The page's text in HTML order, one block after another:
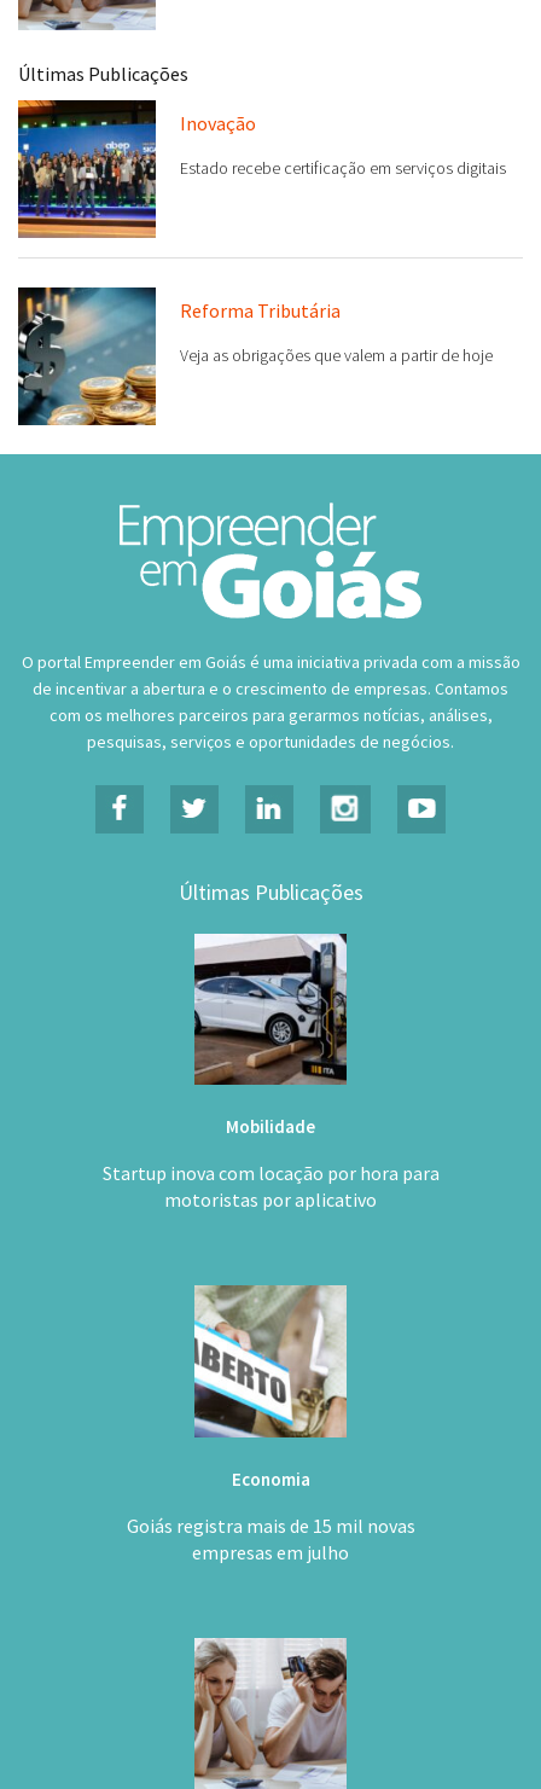
Últimas Publicações
Inovação
Estado recebe certificação em serviços digitais
Reforma Tributária
Veja as obrigações que valem a partir de hoje
O portal Empreender em Goiás é uma iniciativa privada com a missão
de incentivar a abertura e o crescimento de empresas. Contamos
com os melhores parceiros para gerarmos notícias, análises,
pesquisas, serviços e oportunidades de negócios.
Últimas Publicações
Mobilidade
Startup inova com locação por hora para
motoristas por aplicativo
Economia
Goiás registra mais de 15 mil novas
empresas em julho